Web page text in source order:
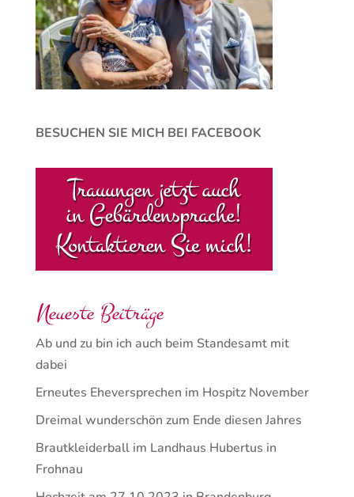
BESUCHEN SIE MICH BEI FACEBOOK
Neueste Beiträge
Ab und zu bin ich auch beim Standesamt mit
dabei
Erneutes Eheversprechen im Hospitz November
Dreimal wunderschön zum Ende diesen Jahres
Brautkleiderball im Landhaus Hubertus in
Frohnau